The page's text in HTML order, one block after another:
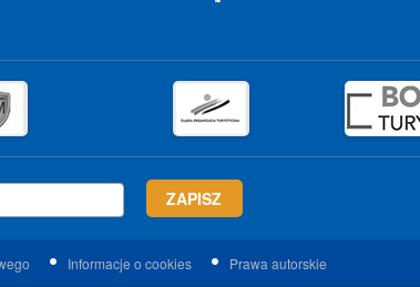
Informacje o cookies Prawa autorskie